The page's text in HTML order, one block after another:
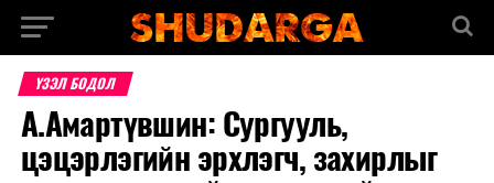
ҮЗЭЛ БОДОЛ
А.Амартүвшин: Сургууль,
цэцэрлэгийн эрхлэгч, захирлыг